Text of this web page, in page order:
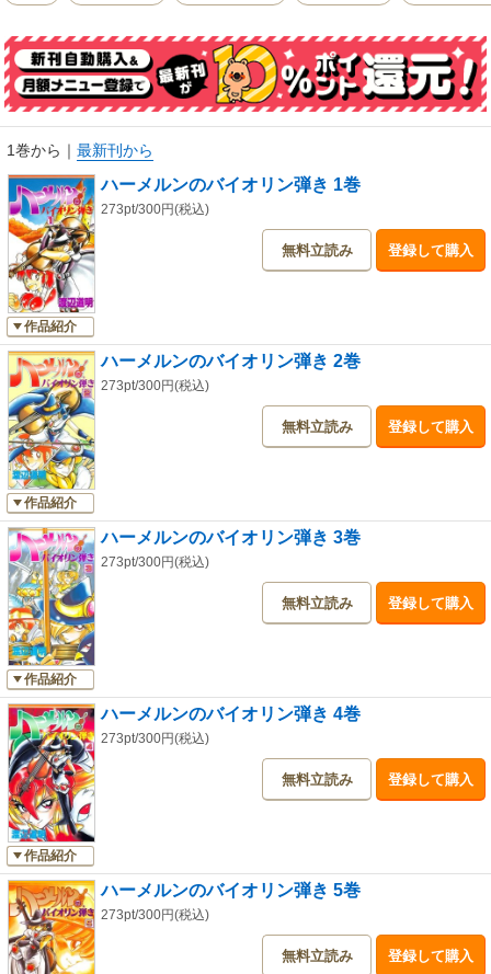
す旅の途中で出会う仲間たちと大魔王ケストラーに挑む戦い。ハーメルは
1巻から ｜ 最新刊から
作品紹介
ハーメルンのバイオリン弾き 1巻
273pt/300円(税込)
無料立読み 登録して購入
作品紹介
ハーメルンのバイオリン弾き 2巻
273pt/300円(税込)
無料立読み 登録して購入
作品紹介
ハーメルンのバイオリン弾き 3巻
273pt/300円(税込)
無料立読み 登録して購入
作品紹介
ハーメルンのバイオリン弾き 4巻
273pt/300円(税込)
無料立読み 登録して購入
ハーメルンのバイオリン弾き 5巻
273pt/300円(税込)
無料立読み 登録して購入